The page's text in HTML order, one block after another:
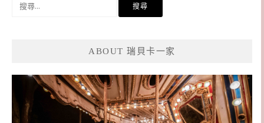
ABOUT 瑞貝卡一家